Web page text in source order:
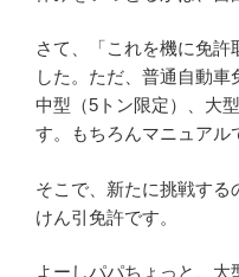
さて、「これを機に免許
した。ただ、普通自動
中型（5トン限定）、大
す。もちろんマニュアル
そこで、新たに挑戦する
けん引免許です。
よーしパパちょっと、